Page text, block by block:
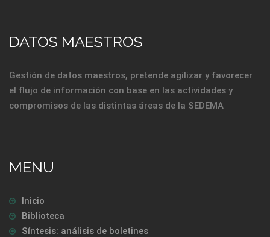
DATOS MAESTROS
Gestión de datos maestros, pretende agilizar y favorecer
el flujo de información con base en las actividades y
compromisos de las distintas áreas de la SEDEMA
MENU
Inicio
Biblioteca
Síntesis: análisis de boletines